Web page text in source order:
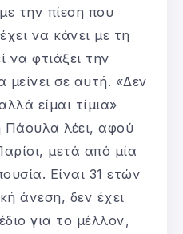
την πίεση που
να κάνει με τη
να φτιάξει την
σε αυτή. «Δεν
είμαι τίμια»
Πάουλα λέει, αφού
μετά από μία
Είναι 31 ετών
άνεση, δεν έχει
για το μέλλον,